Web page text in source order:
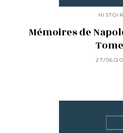
Mémoires de
27/06/